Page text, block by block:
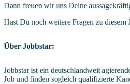
Dann freuen wir uns Deine
Hast Du noch weitere Fragen zu
Über Jobbstar:
Jobbstar ist ein deutschlandweit
Job und finden sogleich qualifizierte